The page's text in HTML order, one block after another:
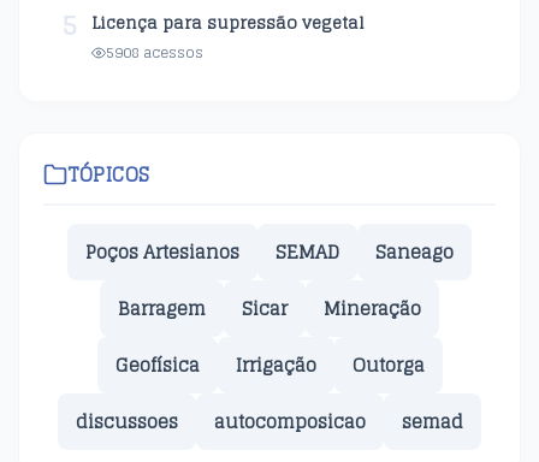
5 Licença para supressão vegetal
5908 acessos
TÓPICOS
Poços Artesianos SEMAD
Saneago
Barragem
Sicar
Mineração
Geofísica
Irrigação
Outorga
discussoes
autocomposicao semad